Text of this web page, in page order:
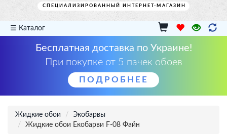
СПЕЦИАЛИЗИРОВАННЫЙ ИНТЕРНЕТ-МАГАЗИН
☰ Каталог
Бесплатная доставка по Украине!
При покупке от 5 пачек обоев
ПОДРОБНЕЕ
Жидкие обои
Экобарвы
Жидкие обои Екобарви F-08 Файн